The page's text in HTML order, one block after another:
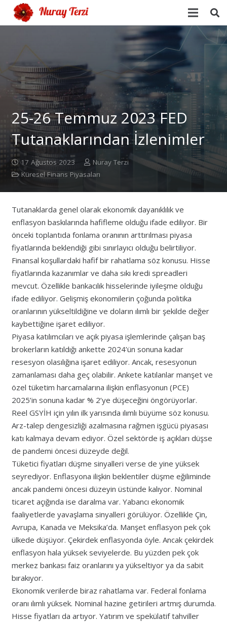
25-26 Temmuz 2023 FED
Tutanaklarından İzlenimler
17 Ağustos 2023
Nuray Terzi
Küresel Finans Piyasaları
Tutanaklarda genel olarak ekonomik dayanıklılık ve
enflasyon baskılarında hafifleme olduğu ifade ediliyor. Bir
önceki toplantıda fonlama oranının arttırılması piyasa
fiyatlarında beklendiği gibi sınırlayıcı olduğu belirtiliyor.
Finansal koşullardaki hafif bir rahatlama söz konusu. Hisse
fiyatlarında kazanımlar ve daha sıkı kredi spreadleri
mevcut. Özellikle bankacılık hisselerinde iyileşme olduğu
ifade ediliyor. Gelişmiş ekonomilerin çoğunda politika
oranlarının yükseltildiğine ve doların ılımlı bir şekilde değer
kaybettiğine işaret ediliyor.
Piyasa katılımcıları ve açık piyasa işlemlerinde çalışan baş
brokerların katıldığı ankette 2024’ün sonuna kadar
resesyon olasılığına işaret ediliyor. Ancak, resesyonun
zamanlaması daha geç olabilir. Ankete katılanlar manşet ve
özel tüketim harcamalarına ilişkin enflasyonun (PCE)
2025’in sonuna kadar % 2’ye düşeceğini öngörüyorlar.
Reel GSYİH için yılın ilk yarısında ılımlı büyüme söz konusu.
Arz-talep dengesizliği azalmasına rağmen işgücü piyasası
katı kalmaya devam ediyor. Özel sektörde iş açıkları düşse
de pandemi öncesi düzeyde değil.
Tüketici fiyatları düşme sinyalleri verse de yine yüksek
seyrediyor. Enflasyona ilişkin beklentiler düşme eğiliminde
ancak pandemi öncesi düzeyin üstünde kalıyor. Nominal
ticaret açığında ise daralma var. Yabancı ekonomik
faaliyetlerde yavaşlama sinyalleri görülüyor. Özellikle Çin,
Avrupa, Kanada ve Meksika’da. Manşet enflasyon pek çok
ülkede düşüyor. Çekirdek enflasyonda öyle. Ancak çekirdek
enflasyon hala yüksek seviyelerde. Bu yüzden pek çok
merkez bankası faiz oranlarını ya yükseltiyor ya da sabit
bırakıyor.
Ekonomik verilerde biraz rahatlama var. Federal fonlama
oranı ılımlı yüksek. Nominal hazine getirileri artmış durumda.
Hisse fiyatları da artıyor. Yatırım ve spekülatif tahviller